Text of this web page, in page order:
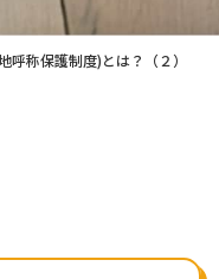
呼称保護制度)とは？（２）